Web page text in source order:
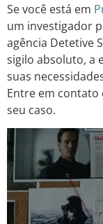
Se você está em
um investigador
agência Detetive
sigilo absoluto, a
suas
Entre em contato
seu caso.